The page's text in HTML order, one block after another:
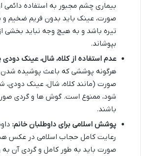
بیماری چشم مجبور به استفاده دائمی
صورت، عینک باید بدون فریم ضخیم و
تیره باشد و به هیچ وجه نباید بخشی
بپوشاند.
عدم استفاده از کلاه، شال، عینک
هرگونه پوششی که باعث پوشیده شدن
صورت (مانند کلاه، شال، عینک دودی،
شود، ممنوع است. گوش ها و گردی
باشند.
پوشش اسلامی برای داوطلبان خانم:
رعایت کامل حجاب اسلامی در عکس
صورت باید به طور کامل و گردی آن